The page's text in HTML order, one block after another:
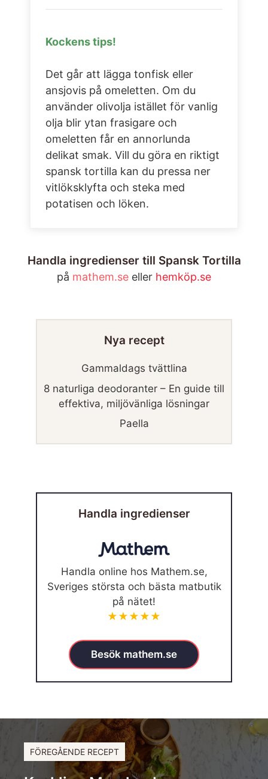
Kockens tips!
Det går att lägga tonfisk eller
ansjovis på omeletten. Om du
använder olivolja istället för vanlig
olja blir ytan frasigare och
omeletten får en annorlunda
delikat smak. Vill du göra en riktigt
spansk tortilla kan du pressa ner
vitlöksklyfta och steka med
potatisen och löken.
Handla ingredienser till Spansk Tortilla
på mathem.se eller hemköp.se
Nya recept
Gammaldags tvättlina
8 naturliga deodoranter – En guide till
effektiva, miljövänliga lösningar
Paella
Handla ingredienser
Handla online hos Mathem.se,
Sveriges största och bästa matbutik
på nätet!
★★★★★
Besök mathem.se
FÖREGÅENDE RECEPT